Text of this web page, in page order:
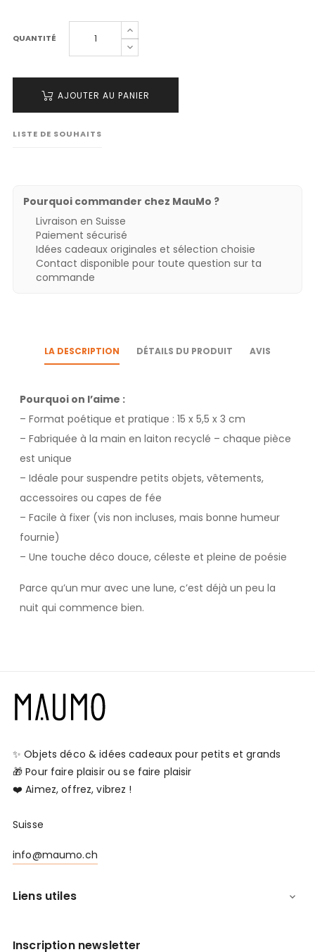
QUANTITÉ
AJOUTER AU PANIER
LISTE DE SOUHAITS
Pourquoi commander chez MauMo ?
Livraison en Suisse
Paiement sécurisé
Idées cadeaux originales et sélection choisie
Contact disponible pour toute question sur ta
commande
LA DESCRIPTION DÉTAILS DU PRODUIT AVIS
Pourquoi on l’aime :
– Format poétique et pratique : 15 x 5,5 x 3 cm
– Fabriquée à la main en laiton recyclé – chaque pièce
est unique
– Idéale pour suspendre petits objets, vêtements,
accessoires ou capes de fée
– Facile à fixer (vis non incluses, mais bonne humeur
fournie)
– Une touche déco douce, céleste et pleine de poésie
Parce qu’un mur avec une lune, c’est déjà un peu la
nuit qui commence bien.
✨ Objets déco & idées cadeaux pour petits et grands
🎁 Pour faire plaisir ou se faire plaisir
❤️ Aimez, offrez, vibrez !
Suisse
info@maumo.ch
Liens utiles 
Inscription newsletter